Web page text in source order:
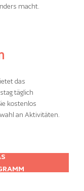
macht.
das
täglich
kostenlos
an Aktivitäten.